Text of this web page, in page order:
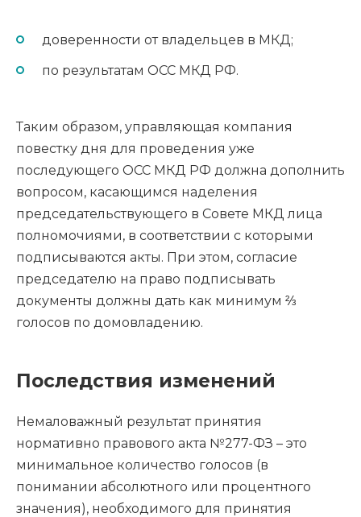
доверенности от владельцев в МКД;
по результатам ОСС МКД РФ.
Таким образом, управляющая компания
повестку дня для проведения уже
последующего ОСС МКД РФ должна дополнить
вопросом, касающимся наделения
председательствующего в Совете МКД лица
полномочиями, в соответствии с которыми
подписываются акты. При этом, согласие
председателю на право подписывать
документы должны дать как минимум ⅔
голосов по домовладению.
Последствия изменений
Немаловажный результат принятия
нормативно правового акта №277-ФЗ – это
минимальное количество голосов (в
понимании абсолютного или процентного
значения), необходимого для принятия